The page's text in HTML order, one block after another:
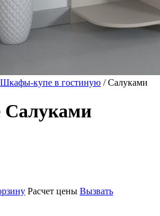
Шкафы-купе в гостиную / Салуками
Расчет цены Вызвать